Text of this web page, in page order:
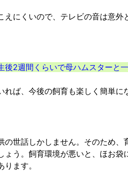
にくいので、テレビの音は意外
後2週間くらいで母ハムスターと
ば、今後の飼育も楽しく簡単に
世話しかしません。そのため、
う。飼育環境が悪いと、ほお袋
ます。